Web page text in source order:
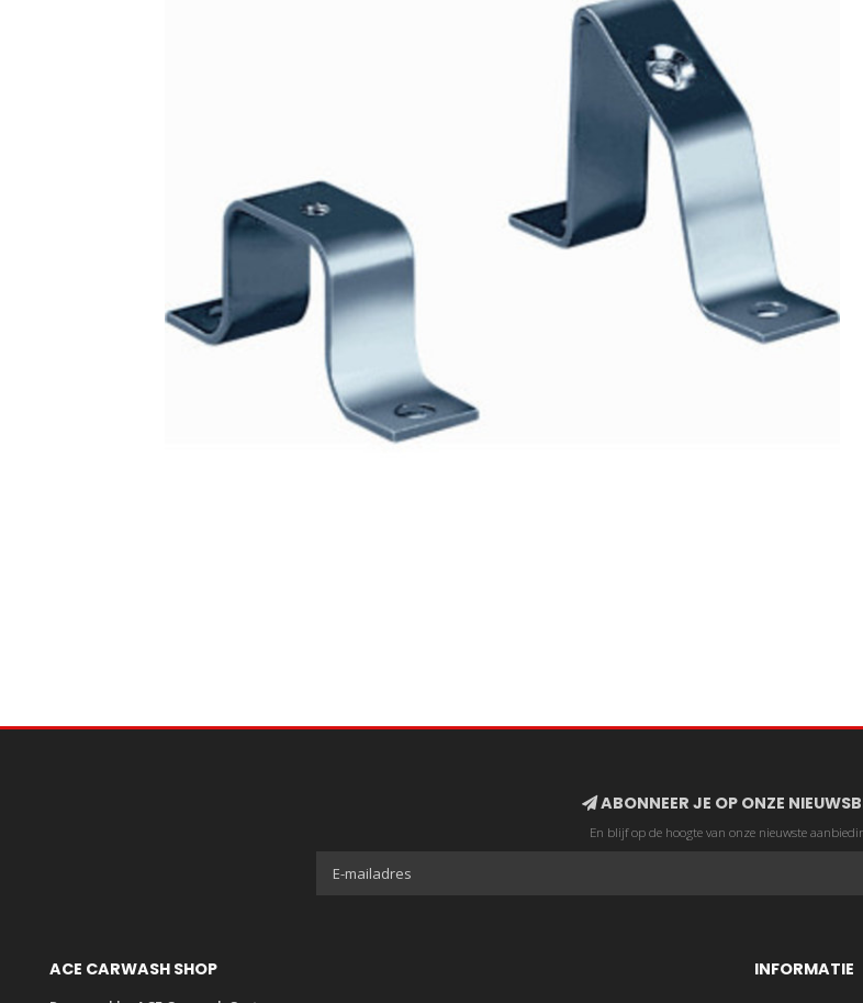
ABONNEER JE OP ONZE
En blijf op de hoogte van onze nieuwste
ACE CARWASH SHOP INFORMATIE